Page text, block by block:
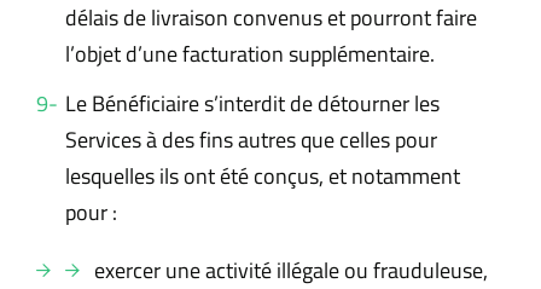
délais de livraison convenus et pourront faire
l’objet d’une facturation supplémentaire.
Le Bénéficiaire s’interdit de détourner les
Services à des fins autres que celles pour
lesquelles ils ont été conçus, et notamment
pour :
exercer une activité illégale ou frauduleuse,